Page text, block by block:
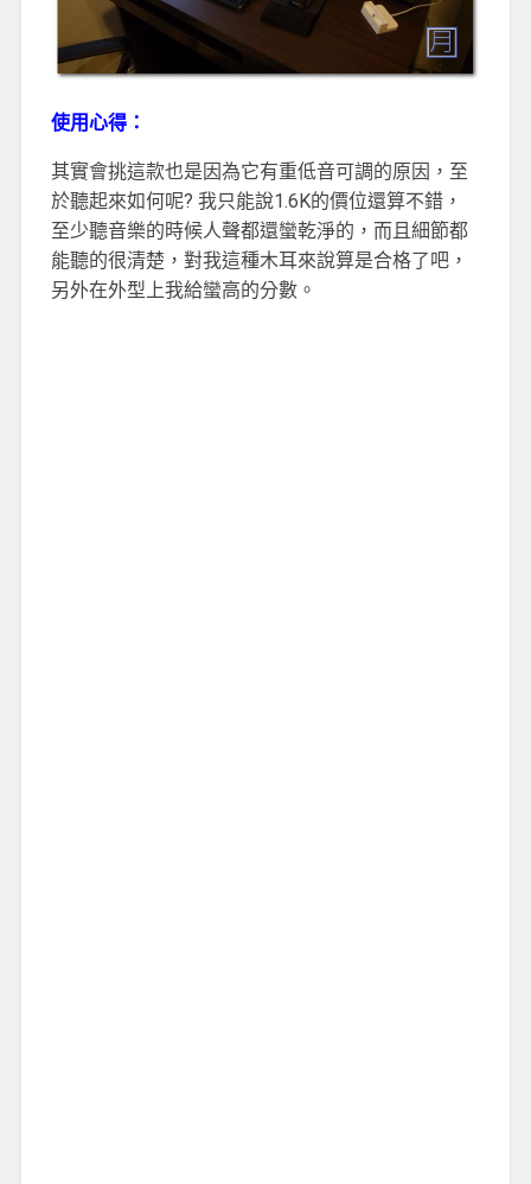
使用心得：
其實會挑這款也是因為它有重低音可調的原因，至
於聽起來如何呢? 我只能說1.6K的價位還算不錯，
至少聽音樂的時候人聲都還蠻乾淨的，而且細節都
能聽的很清楚，對我這種木耳來說算是合格了吧，
另外在外型上我給蠻高的分數。